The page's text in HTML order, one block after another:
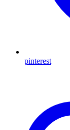
pinterest